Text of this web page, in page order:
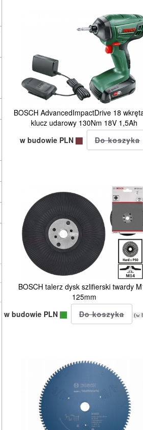
BOSCH AdvancedImpactDrive 18
klucz udarowy 130Nm 18V 1,5Ah
w budowie PLN
BOSCH talerz dysk szlifierski twardy
125mm
w budowie PLN
(w